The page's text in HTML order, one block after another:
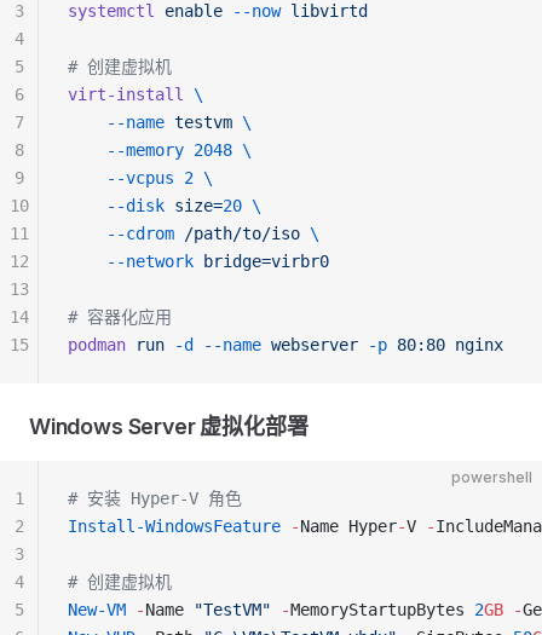
systemctl
enable --now libvirtd
# 创建虚拟机
virt-install
\
    --name
testvm \
    --memory
2048 \
    --vcpus
2 \
    --disk
size=20 \
    --cdrom
/path/to/iso \
    --network
bridge=virbr0
# 容器化应用
podman run -d --name webserver -p 80:80 nginx
3
4
5
6
7
8
9
10
11
12
13
14
15
Windows Server 虚拟化部署
powershell
# 安装 Hyper-V 角色
Install-WindowsFeature -Name Hyper-V -
# 创建虚拟机
New-VM -Name "TestVM" -MemoryStartupBytes 2GB -
1
2
3
4
5